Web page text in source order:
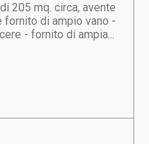
205 mq. circa, avente
fornito di ampio vano -
- fornito di ampia...